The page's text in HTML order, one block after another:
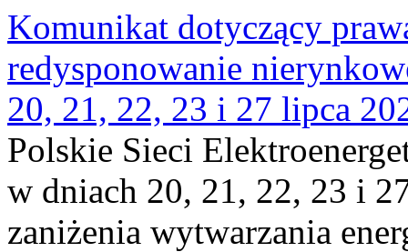
Komunikat dotyczący
redysponowanie
20, 21, 22, 23 i 27 lipca
Polskie Sieci
w dniach 20, 21, 22, 23 i
zaniżenia wytwarzania